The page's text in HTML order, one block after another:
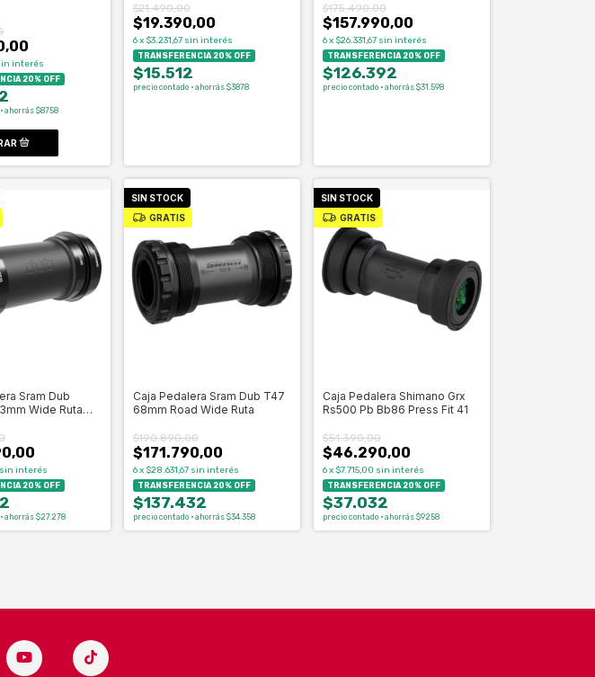
interés
20% OFF
ahorrás $8758
$19.390,00
$21.490,00
6 x $3.231,67 sin interés
TRANSFERENCIA 20% OFF
$15.512
precio contado · ahorrás $3878
$157.990,00
$175.490,00
6x $26.331,67 sin interés
TRANSFERENCIA 20% OFF
$126.392
precio contado · ahorrás $31.598
Sram Dub
Wide Ruta
sin interés
20% OFF
ahorrás $27.278
SIN STOCK
GRATIS
Caja Pedalera Sram Dub T47
68mm Road Wide Ruta
$171.790,00
$190.890,00
6 x $28.631,67 sin interés
TRANSFERENCIA 20% OFF
$137.432
precio contado · ahorrás $34.358
SIN STOCK
GRATIS
Caja Pedalera Shimano Grx
Rs500 Pb Bb86 Press Fit 41
$46.290,00
$51.390,00
6x $7.715,00 sin interés
TRANSFERENCIA 20% OFF
$37.032
precio contado · ahorrás $9258